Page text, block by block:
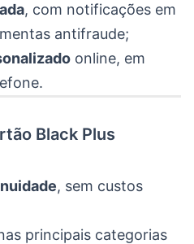
, com notificações em
antifraude;
online, em
Black Plus
, sem custos
principais categorias